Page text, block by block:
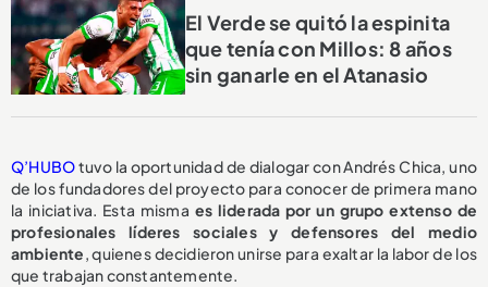
El Verde se quitó la espinita
que tenía con Millos: 8 años
sin ganarle en el Atanasio
Q’HUBOtuvo la oportunidad de dialogar con Andrés Chica, uno
de los fundadores del proyecto para conocer de primera mano
la iniciativa. Esta misma es liderada por un grupo extenso de
profesionales líderes sociales y defensores del medio
ambiente, quienes decidieron unirse para exaltar la labor de los
que trabajan constantemente.